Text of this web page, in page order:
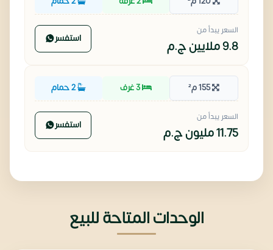
السعر يبدأ من
9.8 ملايين ج.م استفسر
155 م² 3 غرف 2 حمام
السعر يبدأ من
11.75 مليون ج.م استفسر
الوحدات المتاحة للبيع